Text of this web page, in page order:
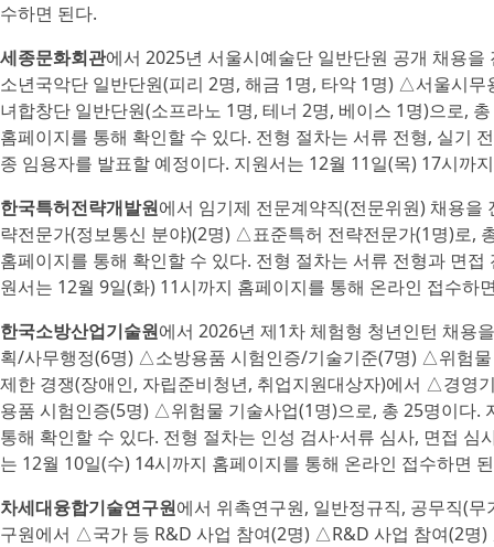
수하면 된다.
세종문화회관에서 2025년 서울시예술단 일반단원 공개 채용
소년국악단 일반단원(피리 2명, 해금 1명, 타악 1명) △서울시
녀합창단 일반단원(소프라노 1명, 테너 2명, 베이스 1명)으로,
홈페이지를 통해 확인할 수 있다. 전형 절차는 서류 전형, 실기
종 임용자를 발표할 예정이다. 지원서는 12월 11일(목) 17시까
한국특허전략개발원에서 임기제 전문계약직(전문위원) 채용
략전문가(정보통신 분야)(2명) △표준특허 전략전문가(1명)로,
홈페이지를 통해 확인할 수 있다. 전형 절차는 서류 전형과 면
원서는 12월 9일(화) 11시까지 홈페이지를 통해 온라인 접수하
한국소방산업기술원에서 2026년 제1차 체험형 청년인턴 채용
획/사무행정(6명) △소방용품 시험인증/기술기준(7명) △위험
제한 경쟁(장애인, 자립준비청년, 취업지원대상자)에서 △경
용품 시험인증(5명) △위험물 기술사업(1명)으로, 총 25명이다.
통해 확인할 수 있다. 전형 절차는 인성 검사·서류 심사, 면접
는 12월 10일(수) 14시까지 홈페이지를 통해 온라인 접수하면
차세대융합기술연구원에서 위촉연구원, 일반정규직, 공무직(
구원에서 △국가 등 R&D 사업 참여(2명) △R&D 사업 참여(2명